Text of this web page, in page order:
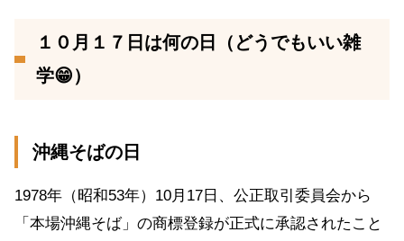
１０月１７日は何の日（どうでもいい雑
学😁）
沖縄そばの日
1978年（昭和53年）10月17日、公正取引委員会から
「本場沖縄そば」の商標登録が正式に承認されたこと